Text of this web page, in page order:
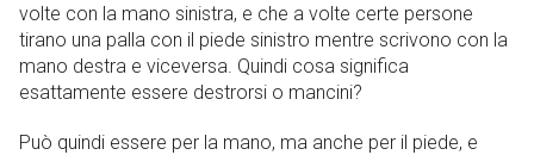
volte con la mano sinistra, e che a volte certe persone
tirano una palla con il piede sinistro mentre scrivono con la
mano destra e viceversa. Quindi cosa significa
esattamente essere destrorsi o mancini?
Può quindi essere per la mano, ma anche per il piede, e